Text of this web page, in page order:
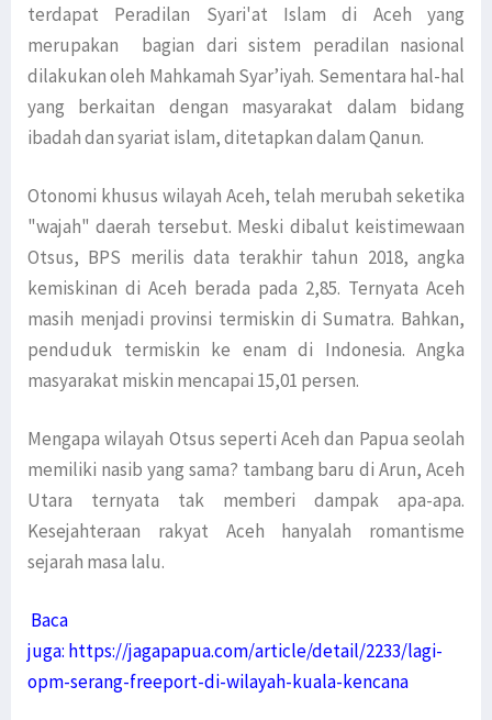
terdapat Peradilan Syari'at Islam di Aceh yang
merupakan bagian dari sistem peradilan nasional
dilakukan oleh Mahkamah Syar’iyah. Sementara hal-hal
yang berkaitan dengan masyarakat dalam bidang
ibadah dan syariat islam, ditetapkan dalam Qanun.
Otonomi khusus wilayah Aceh, telah merubah seketika
"wajah" daerah tersebut. Meski dibalut keistimewaan
Otsus, BPS merilis data terakhir tahun 2018, angka
kemiskinan di Aceh berada pada 2,85. Ternyata Aceh
masih menjadi provinsi termiskin di Sumatra. Bahkan,
penduduk termiskin ke enam di Indonesia. Angka
masyarakat miskin mencapai 15,01 persen.
Mengapa wilayah Otsus seperti Aceh dan Papua seolah
memiliki nasib yang sama? tambang baru di Arun, Aceh
Utara ternyata tak memberi dampak apa-apa.
Kesejahteraan rakyat Aceh hanyalah romantisme
sejarah masa lalu.
Baca
juga: https://jagapapua.com/article/detail/2233/lagi-
opm-serang-freeport-di-wilayah-kuala-kencana